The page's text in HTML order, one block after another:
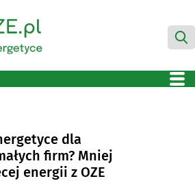
dla
firm? Mniej
energii z OZE